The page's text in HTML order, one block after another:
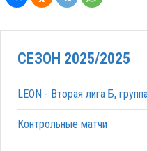
СЕЗОН 2025/2025
LEON - Вторая лига Б,
Контрольные матчи